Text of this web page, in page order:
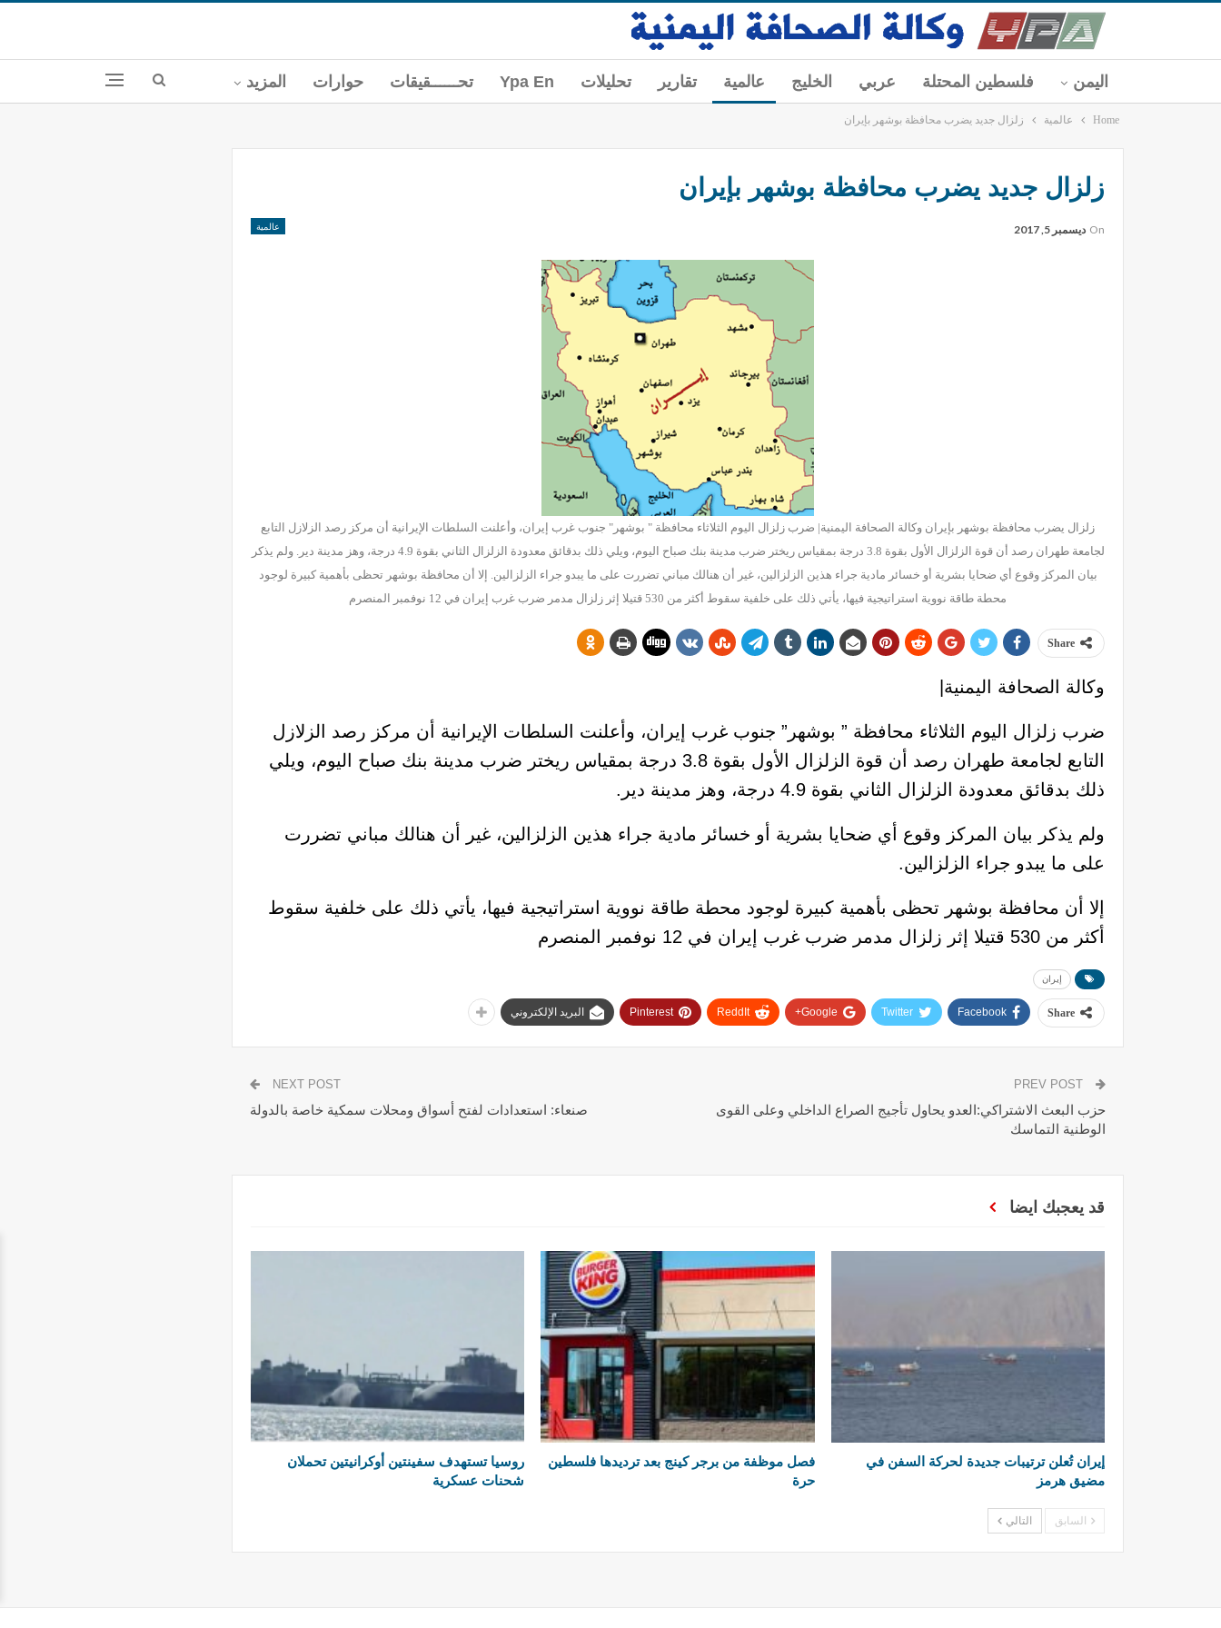
اليمن فلسطين المحتلة عربي الخليج عالمية تقارير تحليلات Ypa En تحــــــقيقات حوارات المزيد
Home عالمية زلزال جديد يضرب محافظة بوشهر بإيران
زلزال جديد يضرب محافظة بوشهر بإيران
عالمية On ديسمبر 5, 2017
زلزال يضرب محافظة بوشهر بإيران وكالة الصحافة اليمنية| ضرب زلزال اليوم الثلاثاء محافظة " بوشهر" جنوب غرب إيران، وأعلنت السلطات الإيرانية أن مركز رصد الزلازل التابع
لجامعة طهران رصد أن قوة الزلزال الأول بقوة 3.8 درجة بمقياس ريختر ضرب مدينة بنك صباح اليوم، ويلي ذلك بدقائق معدودة الزلزال الثاني بقوة 4.9 درجة، وهز مدينة دير. ولم يذكر
بيان المركز وقوع أي ضحايا بشرية أو خسائر مادية جراء هذين الزلزالين، غير أن هنالك مباني تضررت على ما يبدو جراء الزلزالين. إلا أن محافظة بوشهر تحظى بأهمية كبيرة لوجود
محطة طاقة نووية استراتيجية فيها، يأتي ذلك على خلفية سقوط أكثر من 530 قتيلا إثر زلزال مدمر ضرب غرب إيران في 12 نوفمبر المنصرم
Share
وكالة الصحافة اليمنية|
ضرب زلزال اليوم الثلاثاء محافظة ” بوشهر” جنوب غرب إيران، وأعلنت السلطات الإيرانية أن مركز رصد الزلازل
التابع لجامعة طهران رصد أن قوة الزلزال الأول بقوة 3.8 درجة بمقياس ريختر ضرب مدينة بنك صباح اليوم، ويلي
ذلك بدقائق معدودة الزلزال الثاني بقوة 4.9 درجة، وهز مدينة دير.
ولم يذكر بيان المركز وقوع أي ضحايا بشرية أو خسائر مادية جراء هذين الزلزالين، غير أن هنالك مباني تضررت
على ما يبدو جراء الزلزالين.
إلا أن محافظة بوشهر تحظى بأهمية كبيرة لوجود محطة طاقة نووية استراتيجية فيها، يأتي ذلك على خلفية سقوط
أكثر من 530 قتيلا إثر زلزال مدمر ضرب غرب إيران في 12 نوفمبر المنصرم
إيران
Share
Facebook
Twitter
Google+
ReddIt
Pinterest البريد الإلكتروني
حزب البعث الاشتراكي:العدو يحاول تأجيج الصراع الداخلي وعلى القوى
الوطنية التماسك
NEXT POST
صنعاء: استعدادات لفتح أسواق ومحلات سمكية خاصة بالدولة
قد يعجبك ايضا
إيران تُعلن ترتيبات جديدة لحركة السفن في
مضيق هرمز
فصل موظفة من برجر كينج بعد ترديدها فلسطين
حرة
روسيا تستهدف سفينتين أوكرانيتين تحملان
شحنات عسكرية
السابق التالي